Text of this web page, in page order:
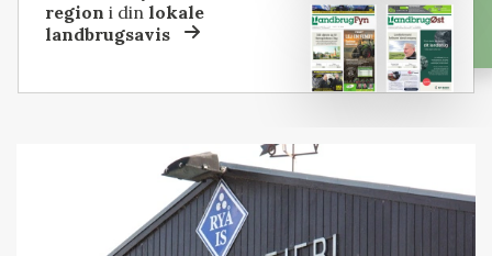
region i dinlokale
landbrugsavis